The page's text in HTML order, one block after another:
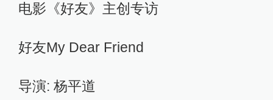
电影《好友》主创专访
好友My Dear Friend
导演: 杨平道